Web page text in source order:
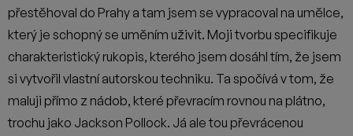
přestěhoval do Prahy a tam jsem se vypracoval na umělce,
který je schopný se uměním uživit. Moji tvorbu specifikuje
charakteristický rukopis, kterého jsem dosáhl tím, že jsem
si vytvořil vlastní autorskou techniku. Ta spočívá v tom, že
maluji přímo z nádob, které převracím rovnou na plátno,
trochu jako Jackson Pollock. Já ale tou převrácenou